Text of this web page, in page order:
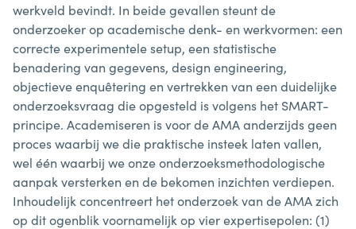
werkveld bevindt. In beide gevallen steunt de
onderzoeker op academische denk- en werkvormen: een
correcte experimentele setup, een statistische
benadering van gegevens, design engineering,
objectieve enquêtering en vertrekken van een duidelijke
onderzoeksvraag die opgesteld is volgens het SMART-
principe. Academiseren is voor de AMA anderzijds geen
proces waarbij we die praktische insteek laten vallen,
wel één waarbij we onze onderzoeksmethodologische
aanpak versterken en de bekomen inzichten verdiepen.
Inhoudelijk concentreert het onderzoek van de AMA zich
op dit ogenblik voornamelijk op vier expertisepolen: (1)